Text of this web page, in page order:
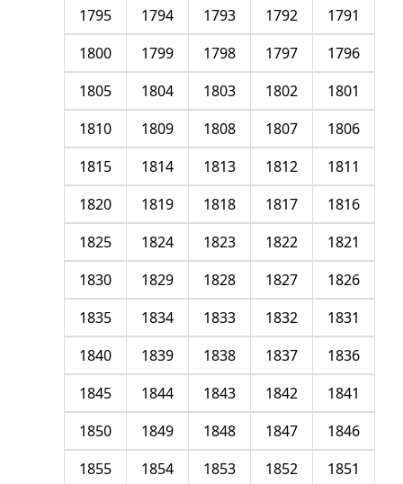
1791
1792
1793
1794
1795
1796
1797
1798
1799
1800
1801
1802
1803
1804
1805
1806
1807
1808
1809
1810
1811
1812
1813
1814
1815
1816
1817
1818
1819
1820
1821
1822
1823
1824
1825
1826
1827
1828
1829
1830
1831
1832
1833
1834
1835
1836
1837
1838
1839
1840
1841
1842
1843
1844
1845
1846
1847
1848
1849
1850
1851
1852
1853
1854
1855